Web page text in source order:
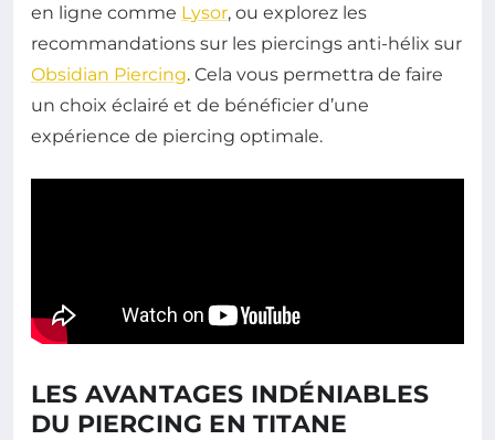
en ligne comme Lysor, ou explorez les
recommandations sur les piercings anti-hélix sur
Obsidian Piercing. Cela vous permettra de faire
un choix éclairé et de bénéficier d’une
expérience de piercing optimale.
LES AVANTAGES INDÉNIABLES
DU PIERCING EN TITANE